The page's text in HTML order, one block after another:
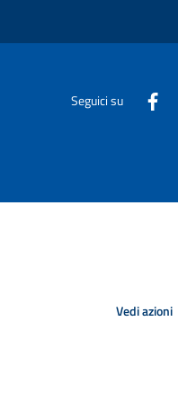
Seguici su
Vedi azioni